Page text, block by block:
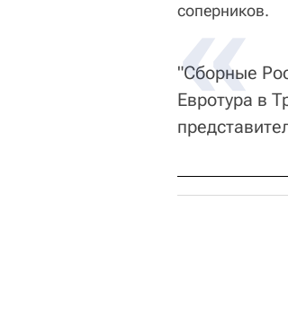
соперников.
"Сборные
Евротура в